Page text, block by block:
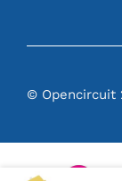
© Opencircuit